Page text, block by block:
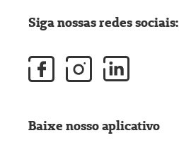
Siga nossas redes sociais:
Baixe nosso aplicativo